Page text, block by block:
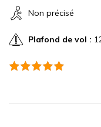
Non précisé
Plafond de vol :